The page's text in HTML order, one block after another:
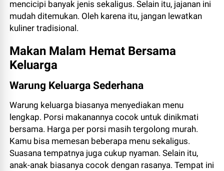
mencicipi banyak jenis sekaligus. Selain itu, jajanan ini
mudah ditemukan. Oleh karena itu, jangan lewatkan
kuliner tradisional.
Makan Malam Hemat Bersama
Keluarga
Warung Keluarga Sederhana
Warung keluarga biasanya menyediakan menu
lengkap. Porsi makanannya cocok untuk dinikmati
bersama. Harga per porsi masih tergolong murah.
Kamu bisa memesan beberapa menu sekaligus.
Suasana tempatnya juga cukup nyaman. Selain itu,
anak-anak biasanya cocok dengan rasanya. Tempat ini